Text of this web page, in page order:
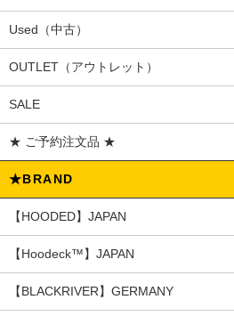
Used（中古）
OUTLET（アウトレット）
SALE
★ ご予約注文品 ★
★BRAND
【HOODED】JAPAN
【Hoodeck™️】JAPAN
【BLACKRIVER】GERMANY